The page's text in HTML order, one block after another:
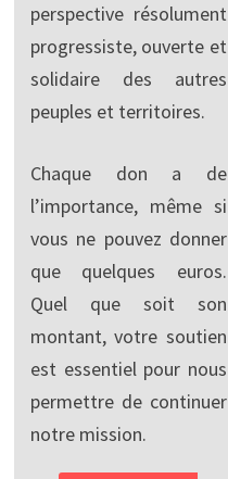
perspective résolument
progressiste, ouverte et
solidaire des autres
peuples et territoires.
Chaque don a de
l’importance, même si
vous ne pouvez donner
que quelques euros.
Quel que soit son
montant, votre soutien
est essentiel pour nous
permettre de continuer
notre mission.